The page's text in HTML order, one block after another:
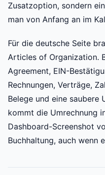
Zusatzoption, sondern
man von Anfang an im
Für die deutsche Seite
Articles of Organization.
Agreement, EIN-
Rechnungen, Verträge,
Belege und eine saubere
kommt die Umrechnung
Dashboard-Screenshot
Buchhaltung, auch wenn